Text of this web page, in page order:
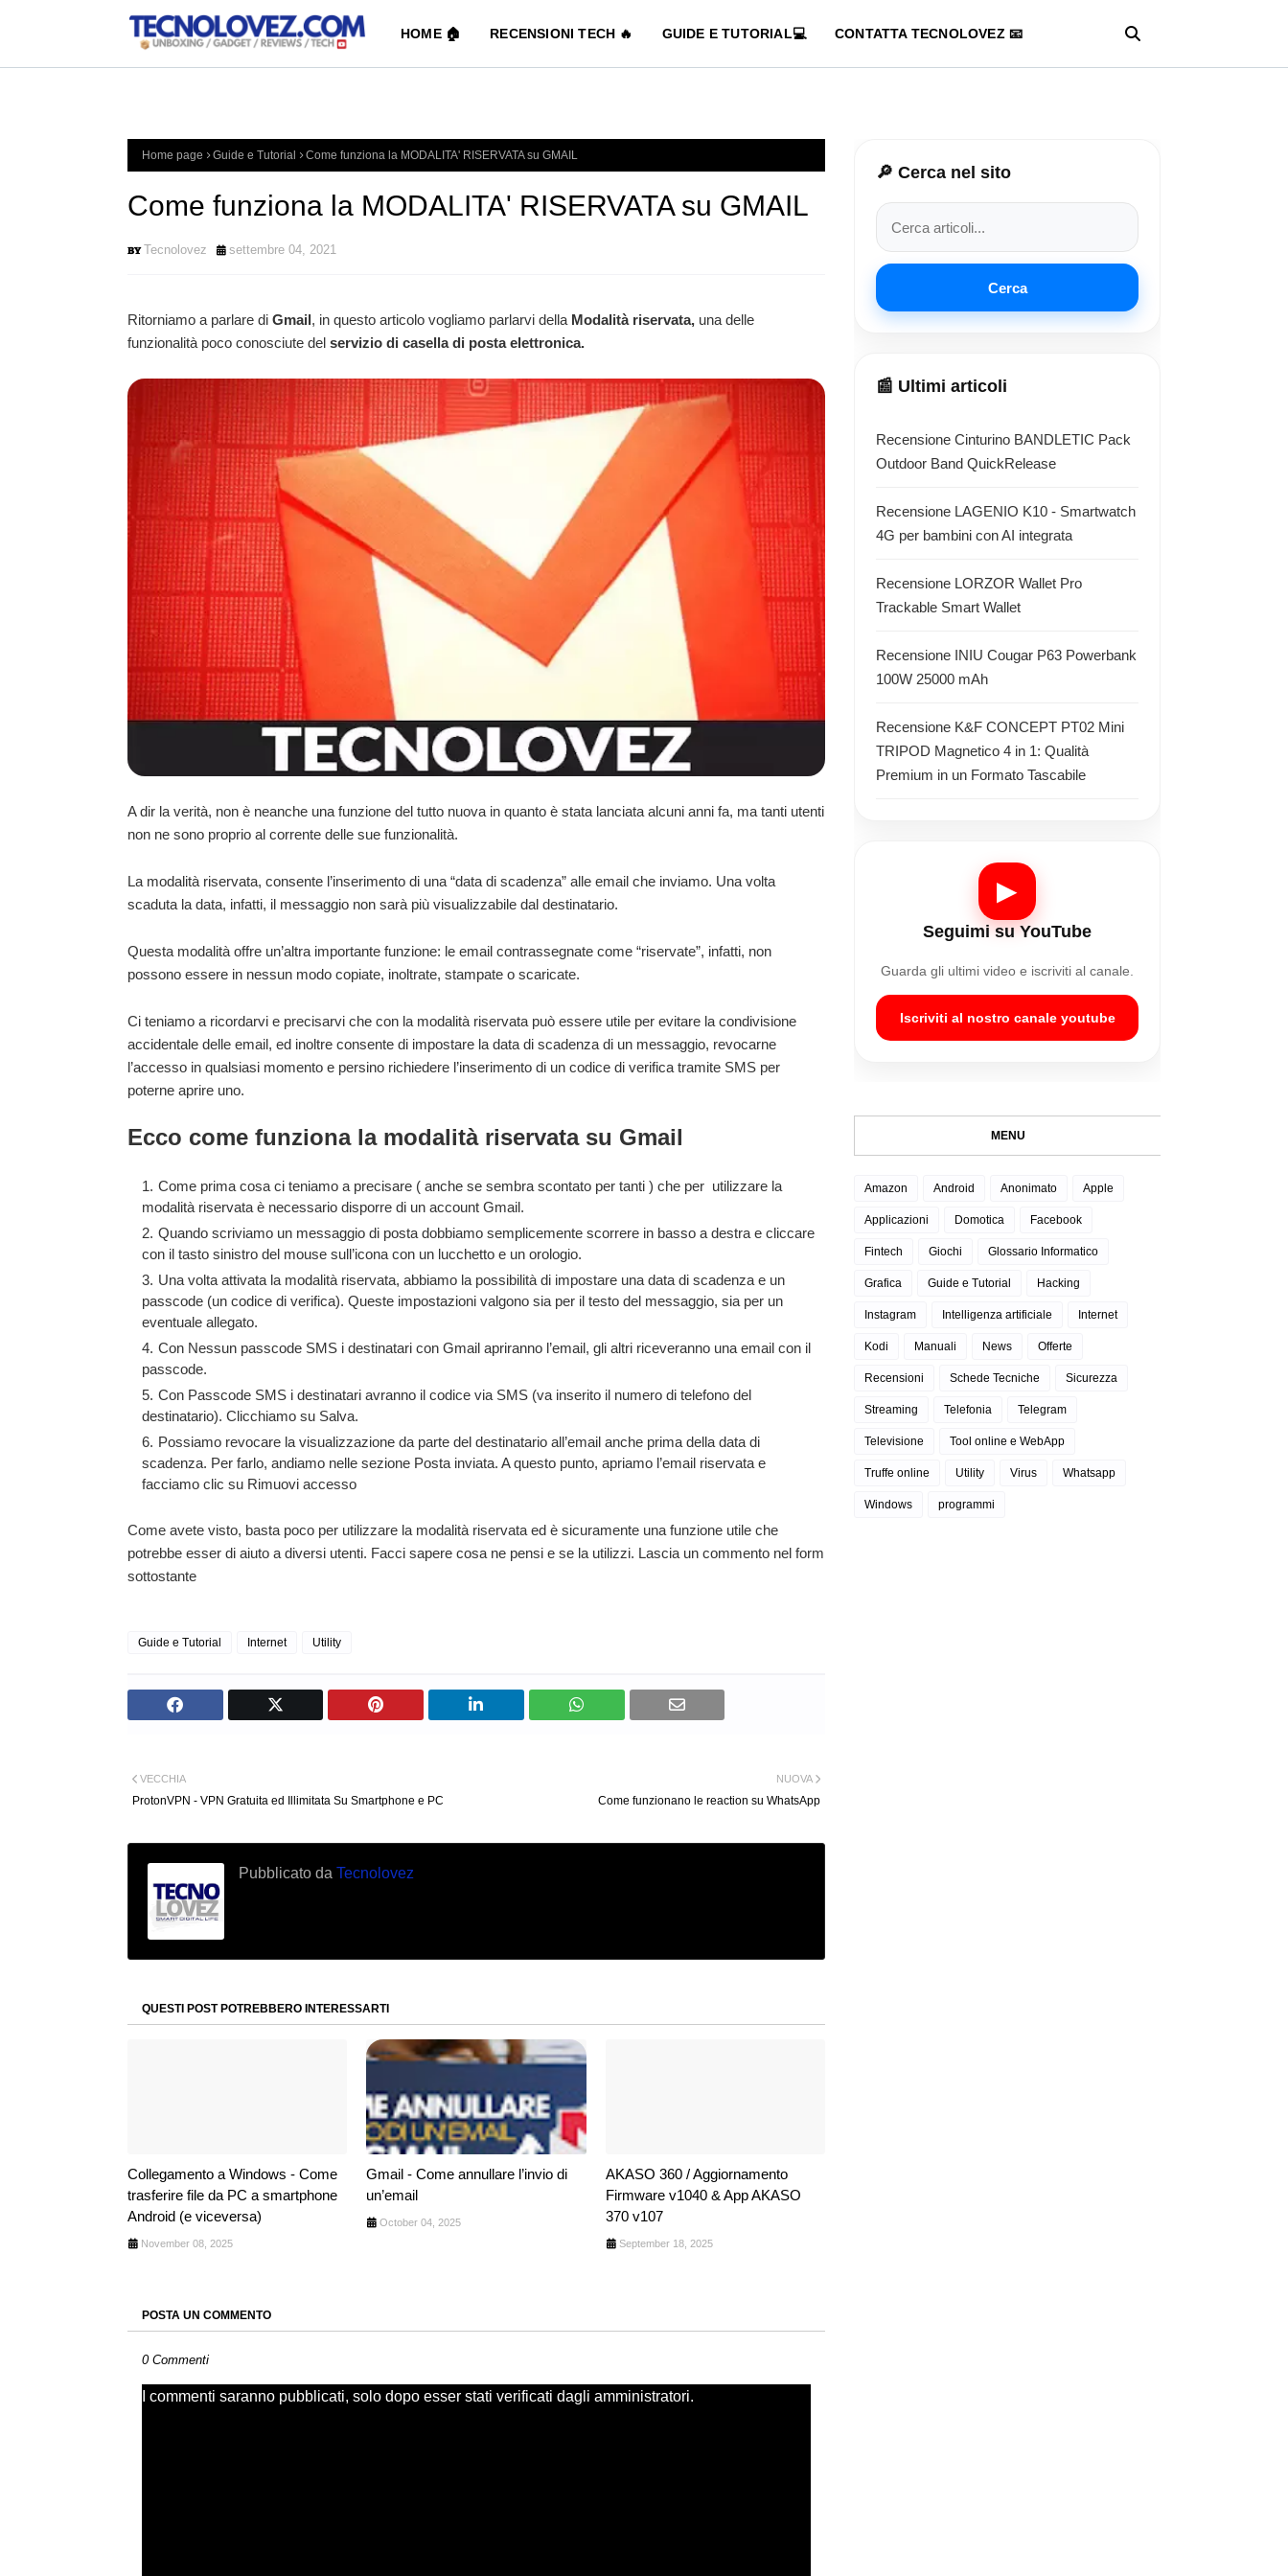
HOME 🏠 RECENSIONI TECH 🔥 GUIDE E TUTORIAL💻 CONTATTA TECNOLOVEZ 📧
Home page Guide e Tutorial Come funziona la MODALITA' RISERVATA su GMAIL
Come funziona la MODALITA' RISERVATA su GMAIL
Tecnolovez settembre 04, 2021
Ritorniamo a parlare di Gmail, in questo articolo vogliamo parlarvi della Modalità riservata, una delle
funzionalità poco conosciute del servizio di casella di posta elettronica.
A dir la verità, non è neanche una funzione del tutto nuova in quanto è stata lanciata alcuni anni fa, ma tanti utenti
non ne sono proprio al corrente delle sue funzionalità.
La modalità riservata, consente l’inserimento di una “data di scadenza” alle email che inviamo. Una volta
scaduta la data, infatti, il messaggio non sarà più visualizzabile dal destinatario.
Questa modalità offre un’altra importante funzione: le email contrassegnate come “riservate”, infatti, non
possono essere in nessun modo copiate, inoltrate, stampate o scaricate.
Ci teniamo a ricordarvi e precisarvi che con la modalità riservata può essere utile per evitare la condivisione
accidentale delle email, ed inoltre consente di impostare la data di scadenza di un messaggio, revocarne
l’accesso in qualsiasi momento e persino richiedere l’inserimento di un codice di verifica tramite SMS per
poterne aprire uno.
Ecco come funziona la modalità riservata su Gmail
Come prima cosa ci teniamo a precisare ( anche se sembra scontato per tanti ) che per utilizzare la
modalità riservata è necessario disporre di un account Gmail.
Quando scriviamo un messaggio di posta dobbiamo semplicemente scorrere in basso a destra e cliccare
con il tasto sinistro del mouse sull’icona con un lucchetto e un orologio.
Una volta attivata la modalità riservata, abbiamo la possibilità di impostare una data di scadenza e un
passcode (un codice di verifica). Queste impostazioni valgono sia per il testo del messaggio, sia per un
eventuale allegato.
Con Nessun passcode SMS i destinatari con Gmail apriranno l’email, gli altri riceveranno una email con il
passcode.
Con Passcode SMS i destinatari avranno il codice via SMS (va inserito il numero di telefono del
destinatario). Clicchiamo su Salva.
Possiamo revocare la visualizzazione da parte del destinatario all’email anche prima della data di
scadenza. Per farlo, andiamo nelle sezione Posta inviata. A questo punto, apriamo l’email riservata e
facciamo clic su Rimuovi accesso
Come avete visto, basta poco per utilizzare la modalità riservata ed è sicuramente una funzione utile che
potrebbe esser di aiuto a diversi utenti. Facci sapere cosa ne pensi e se la utilizzi. Lascia un commento nel form
sottostante
Guide e Tutorial Internet Utility
NUOVA
Come funzionano le reaction su WhatsApp
VECCHIA
ProtonVPN - VPN Gratuita ed Illimitata Su Smartphone e PC
Pubblicato da Tecnolovez
QUESTI POST POTREBBERO INTERESSARTI
Collegamento a Windows - Come
trasferire file da PC a smartphone
Android (e viceversa)
November 08, 2025
Gmail - Come annullare l’invio di
un’email
October 04, 2025
AKASO 360 / Aggiornamento
Firmware v1040 & App AKASO
370 v107
September 18, 2025
POSTA UN COMMENTO
0 Commenti
I commenti saranno pubblicati, solo dopo esser stati verificati dagli amministratori.
🔎 Cerca nel sito
Cerca
📰 Ultimi articoli
Recensione Cinturino BANDLETIC Pack
Outdoor Band QuickRelease
Recensione LAGENIO K10 - Smartwatch
4G per bambini con AI integrata
Recensione LORZOR Wallet Pro
Trackable Smart Wallet
Recensione INIU Cougar P63 Powerbank
100W 25000 mAh
Recensione K&F CONCEPT PT02 Mini
TRIPOD Magnetico 4 in 1: Qualità
Premium in un Formato Tascabile
▶
Seguimi su YouTube
Guarda gli ultimi video e iscriviti al canale.
Iscriviti al nostro canale youtube
MENU
Amazon Android Anonimato Apple
Applicazioni Domotica Facebook
Fintech Giochi Glossario Informatico
Grafica Guide e Tutorial Hacking
Instagram Intelligenza artificiale Internet
Kodi Manuali News Offerte
Recensioni Schede Tecniche Sicurezza
Streaming Telefonia Telegram
Televisione Tool online e WebApp
Truffe online Utility Virus Whatsapp
Windows programmi